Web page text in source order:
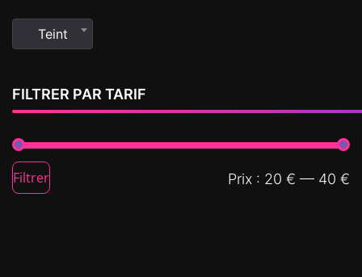
Teint
FILTRER PAR TARIF
Filtrer Prix : 20 € — 40 €